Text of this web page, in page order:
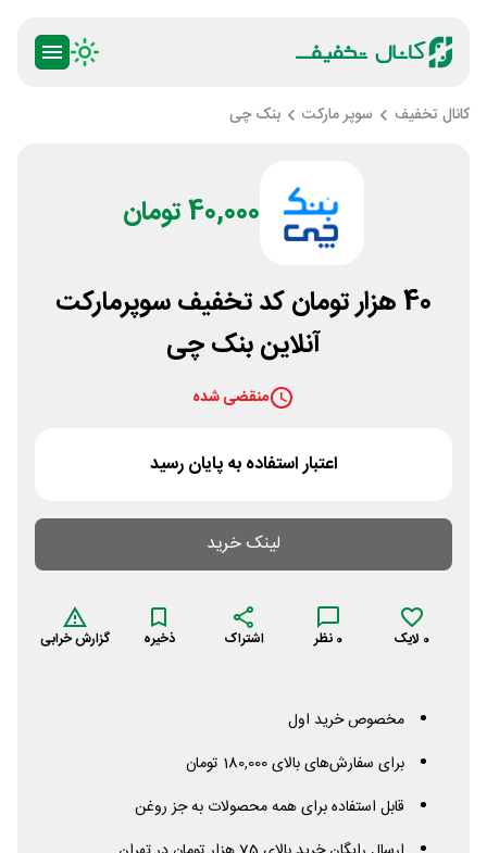
کانال تخفیف سوپر مارکت بنک چی
40,000 تومان
40 هزار تومان کد تخفیف سوپرمارکت
آنلاین بنک چی
منقضی شده
اعتبار استفاده به پایان رسید
لینک خرید
0 لایک 0 نظر اشتراک ذخیره گزارش خرابی
مخصوص خرید اول
برای سفارش‌های بالای 180,000 تومان
قابل استفاده برای همه محصولات به جز روغن